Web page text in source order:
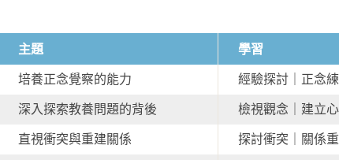
主題 學習
培養正念覺察的能力 經驗探討｜正念
深入探索教養問題的背後 檢視觀念｜建立
直視衝突與重建關係 探討衝突｜關係